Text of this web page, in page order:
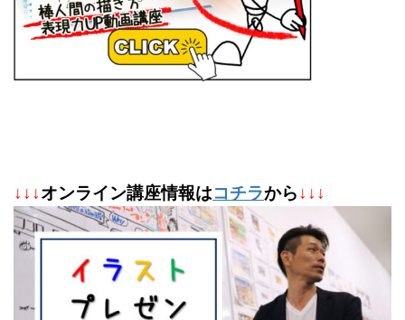
↓ ↓ ↓オンライン講座情報はコチラから↓↓↓